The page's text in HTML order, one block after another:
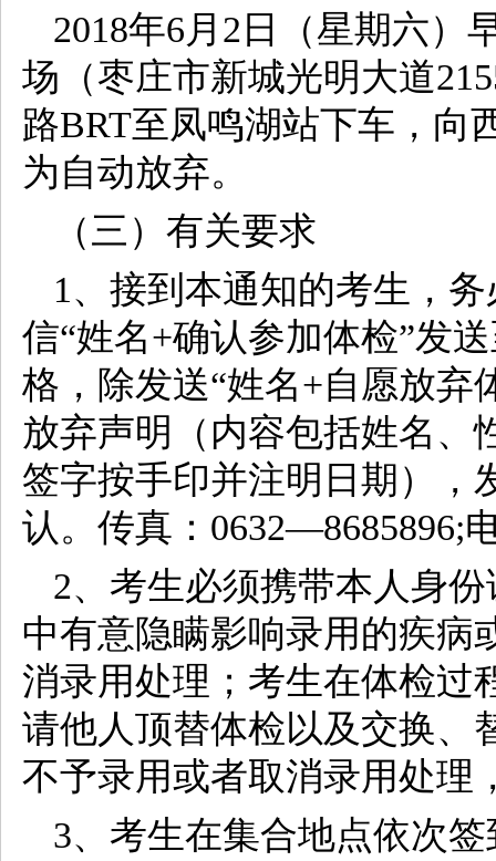
2018年6月2日（星期六）
场（枣庄市新城光明大道
路BRT至凤鸣湖站下车，向
为自动放弃。
（三）有关要求
1、接到本通知的考生，
信“姓名+确认参加体检”发
格，除发送“姓名+自愿放弃
放弃声明（内容包括姓名、
签字按手印并注明日期），
认。传真：0632—8685896;
2、考生必须携带本人身
中有意隐瞒影响录用的疾病
消录用处理；考生在体检过
请他人顶替体检以及交换、
不予录用或者取消录用处理
3、考生在集合地点依次